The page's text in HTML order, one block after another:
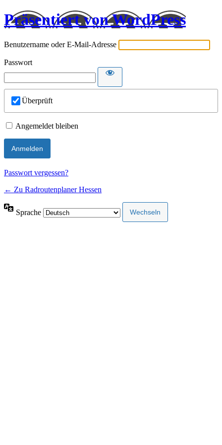
Präsentiert von WordPress
Benutzername oder E-Mail-Adresse
Passwort
Überprüft
Angemeldet bleiben
Passwort vergessen?
← Zu Radroutenplaner Hessen
Sprache